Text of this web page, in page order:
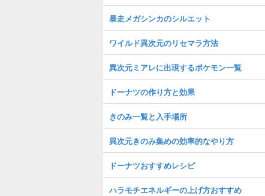
暴走メガシンカのシルエット
ワイルド異次元のリセマラ方法
異次元ミアレに出現するポケモン一覧
ドーナツの作り方と効果
きのみ一覧と入手場所
異次元きのみ集めの効率的なやり方
ドーナツおすすめレシピ
ハラモチエネルギーの上げ方おすすめ